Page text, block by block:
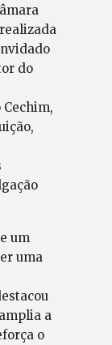
do
um
uma
a
o